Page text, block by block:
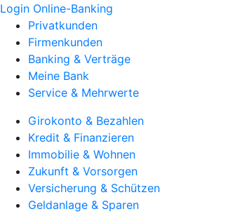
Login Online-Banking
Privatkunden
Firmenkunden
Banking & Verträge
Meine Bank
Service & Mehrwerte
Girokonto & Bezahlen
Kredit & Finanzieren
Immobilie & Wohnen
Zukunft & Vorsorgen
Versicherung & Schützen
Geldanlage & Sparen